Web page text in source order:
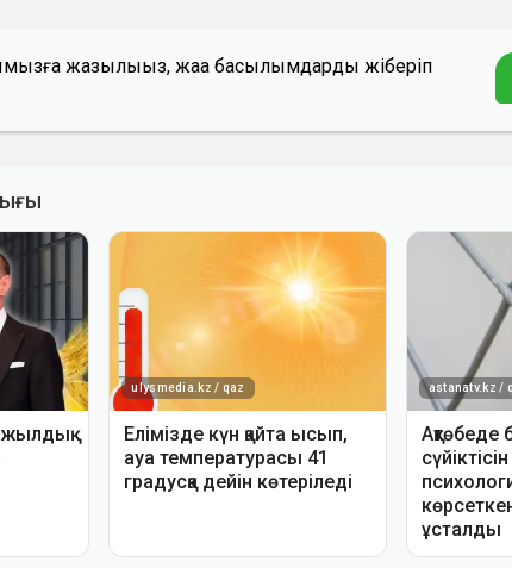
жазылыңыз, жаңа басылымдарды жіберіп